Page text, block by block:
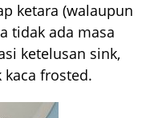
ketara (walaupun
tidak ada masa
ketelusan sink,
frosted.